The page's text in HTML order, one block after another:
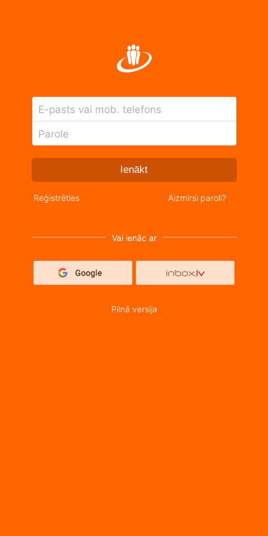
E-pasts vai mob. telefons
Parole
Ienākt
Reģistrēties Aizmirsi paroli?
Vai ienāc ar
Pilnā versija